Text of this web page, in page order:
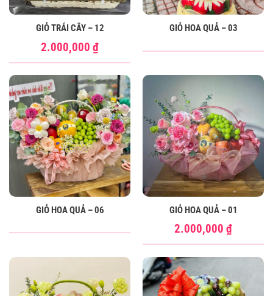
GIỎ TRÁI CÂY – 12
2.000,000 ₫
GIỎ HOA QUẢ – 03
GIỎ HOA QUẢ – 06 GIỎ HOA QUẢ – 01
2.000,000 ₫